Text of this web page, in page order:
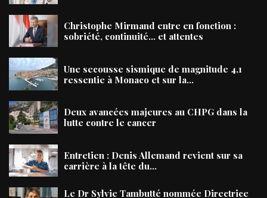
Christophe Mirmand entre en fonction :
sobriété, continuité… et attentes
Une secousse sismique de magnitude 4,1
ressentie à Monaco et sur la...
Deux avancées majeures au CHPG dans la
lutte contre le cancer
Entretien : Denis Allemand revient sur sa
carrière à la tête du...
Le Dr Sylvie Tambutté nommée Directrice